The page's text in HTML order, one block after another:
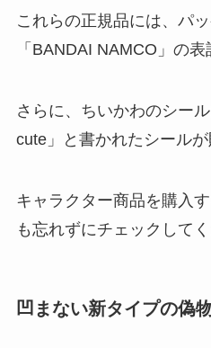
これらの正規品には、パ
「BANDAI NAMCO」の表
さらに、ちいかわのシー
cute」と書かれたシールが
キャラクター商品を購入
も忘れずにチェックしてく
凹まない新タイプの偽